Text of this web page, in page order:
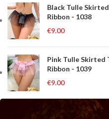
Black Tulle
Ribbon - 1038
€9.00
Pink Tulle Skirted
Ribbon - 1039
€9.00